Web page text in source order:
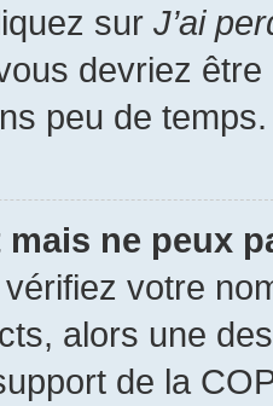
sur J’ai
devriez
peu de temps.
ne peux
votre
alors une
de la